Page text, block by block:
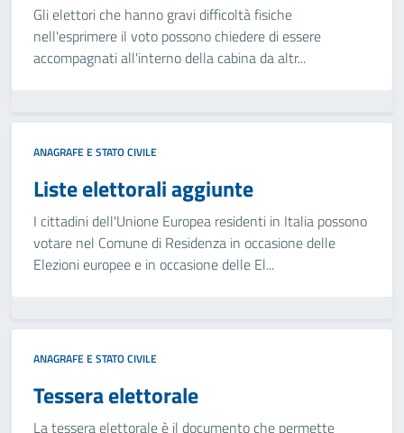
Gli elettori che hanno gravi difficoltà fisiche
nell'esprimere il voto possono chiedere di essere
accompagnati all'interno della cabina da altr...
ANAGRAFE E STATO CIVILE
Liste elettorali aggiunte
I cittadini dell'Unione Europea residenti in Italia possono
votare nel Comune di Residenza in occasione delle
Elezioni europee e in occasione delle El...
ANAGRAFE E STATO CIVILE
Tessera elettorale
La tessera elettorale è il documento che permette